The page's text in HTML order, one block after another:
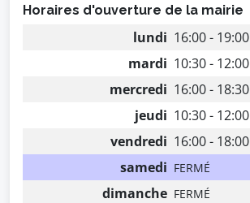
Horaires d'ouverture de la mairie
lundi 16:00 - 19:00
mardi 10:30 - 12:00
mercredi 16:00 - 18:30
jeudi 10:30 - 12:00
vendredi 16:00 - 18:00
samedi FERMÉ
dimanche FERMÉ